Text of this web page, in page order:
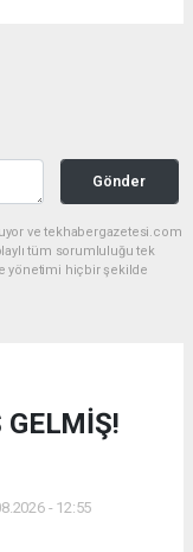
Gönder
ve tekhabergazetesi.com
tüm sorumluluğu tek
yönetimi hiçbir şekilde
GELMİŞ!
- 12:55